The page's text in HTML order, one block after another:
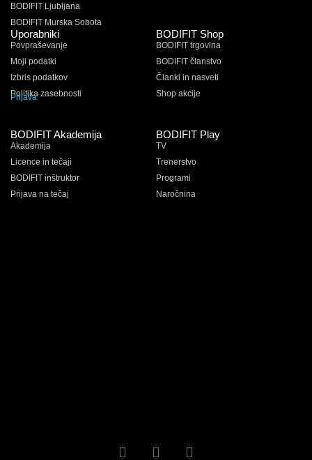
BODIFIT Ljubljana
BODIFIT Murska Sobota
Uporabniki
Povpraševanje
Moji podatki
Izbris podatkov
Politika zasebnosti
Prijava
BODIFIT Shop
BODIFIT trgovina
BODIFIT članstvo
Članki in nasveti
Shop akcije
BODIFIT Akademija
Akademija
Licence in tečaji
BODIFIT inštruktor
Prijava na tečaj
BODIFIT Play
TV
Trenerstvo
Programi
Naročnina